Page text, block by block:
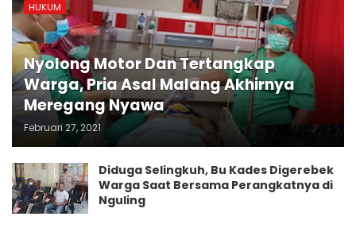
HUKUM
Nyolong Motor Dan Tertangkap
Warga, Pria Asal Malang Akhirnya
Meregang Nyawa
Februari 27, 2021
Diduga Selingkuh, Bu Kades Digerebek
Warga Saat Bersama Perangkatnya di
Nguling